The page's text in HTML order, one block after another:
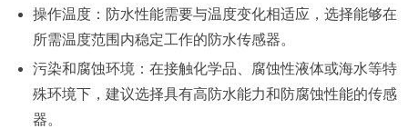
操作温度：防水性能需要与温度变化相适应，选择能够在
所需温度范围内稳定工作的防水传感器。
污染和腐蚀环境：在接触化学品、腐蚀性液体或海水等特
殊环境下，建议选择具有高防水能力和防腐蚀性能的传感
器。